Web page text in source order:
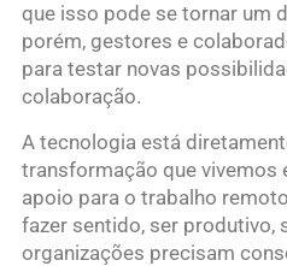
que isso pode se tornar um
porém, gestores e
para testar novas
colaboração.
A tecnologia está
transformação que vivemos
apoio para o trabalho
fazer sentido, ser produtivo,
organizações precisam